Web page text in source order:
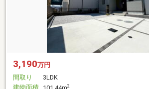
3,190万円
間取り
3LDK
建物面積
2